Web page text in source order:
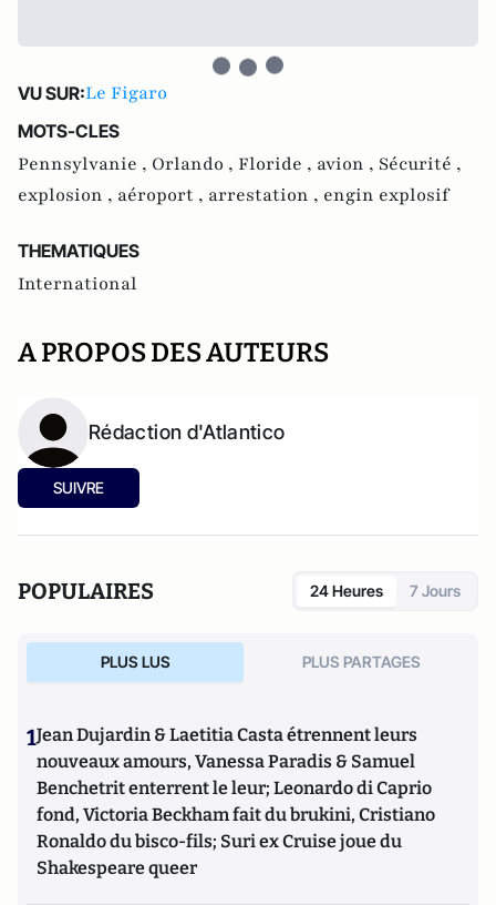
VU SUR:Le Figaro
MOTS-CLES
Pennsylvanie , Orlando , Floride , avion , Sécurité ,
explosion , aéroport , arrestation , engin explosif
THEMATIQUES
International
A PROPOS DES AUTEURS
Rédaction d'Atlantico
SUIVRE
POPULAIRES 24 Heures 7 Jours
PLUS LUS PLUS PARTAGES
1Jean Dujardin & Laetitia Casta étrennent leurs
nouveaux amours, Vanessa Paradis & Samuel
Benchetrit enterrent le leur; Leonardo di Caprio
fond, Victoria Beckham fait du brukini, Cristiano
Ronaldo du bisco-fils; Suri ex Cruise joue du
Shakespeare queer